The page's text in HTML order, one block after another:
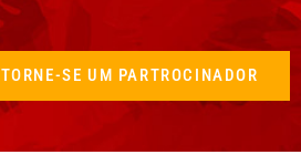
TORNE-SE UM PARTROCINADOR